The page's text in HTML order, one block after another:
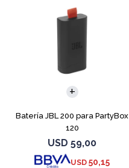
Batería JBL 200 para PartyBox
120
USD 59,00
USD 50,15